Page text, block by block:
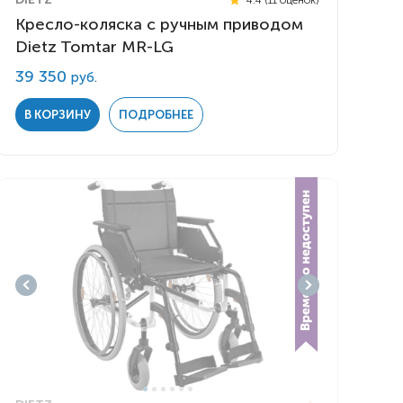
Кресло-коляска с ручным приводом
Dietz Tomtar MR-LG
39 350 руб.
В КОРЗИНУ ПОДРОБНЕЕ